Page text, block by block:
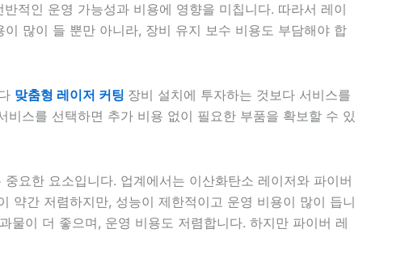
적인 운영 가능성과 비용에 영향을 미칩니다. 따라서 레이
많이 들 뿐만 아니라, 장비 유지 보수 비용도 부담해야 합
맞춤형 레이저 커팅 장비 설치에 투자하는 것보다 서비스를
스를 선택하면 추가 비용 없이 필요한 부품을 확보할 수 있
요한 요소입니다. 업계에서는 이산화탄소 레이저와 파이버
약간 저렴하지만, 성능이 제한적이고 운영 비용이 많이 듭니
물이 더 좋으며, 운영 비용도 저렴합니다. 하지만 파이버 레